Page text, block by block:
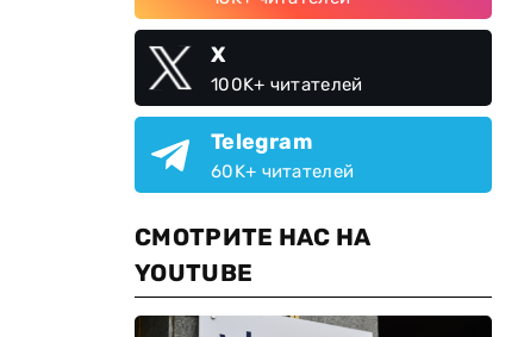
X
100K+ читателей
Telegram
60K+ читателей
СМОТРИТЕ НАС НА
YOUTUBE